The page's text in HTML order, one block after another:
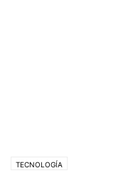
TECNOLOGÍA